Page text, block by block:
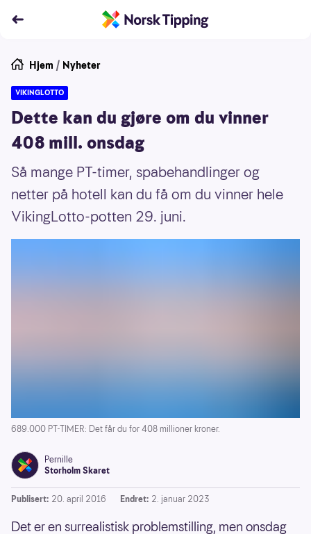
Hjem / Nyheter
VIKINGLOTTO
Dette kan du gjøre om du vinner
408 mill. onsdag
Så mange PT-timer, spabehandlinger og
netter på hotell kan du få om du vinner hele
VikingLotto-potten 29. juni.
689.000 PT-TIMER: Det får du for 408 millioner kroner.
Pernille
Storholm Skaret
Publisert: 20. april 2016 Endret: 2. januar 2023
Det er en surrealistisk problemstilling, men onsdag